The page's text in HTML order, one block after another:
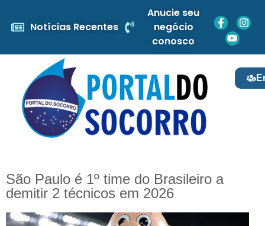
Notícias Recentes
Anucie seu
negócio
conosco
São Paulo é 1º time do Brasileiro a
demitir 2 técnicos em 2026